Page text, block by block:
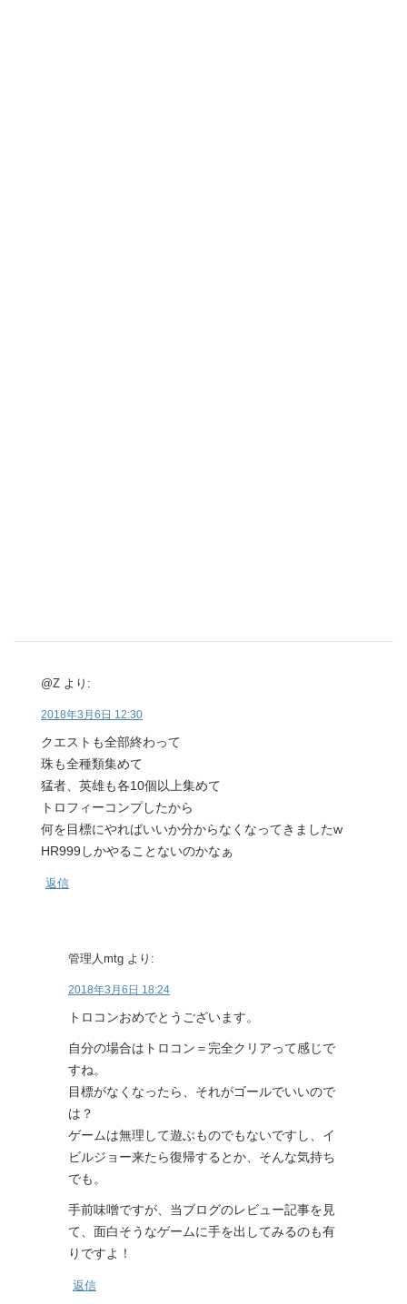
@Z より:
2018年3月6日 12:30
クエストも全部終わって
珠も全種類集めて
猛者、英雄も各10個以上集めて
トロフィーコンプしたから
何を目標にやればいいか分からなくなってきましたw
HR999しかやることないのかなぁ
返信
管理人mtg より:
2018年3月6日 18:24
トロコンおめでとうございます。
自分の場合はトロコン＝完全クリアって感じで
すね。
目標がなくなったら、それがゴールでいいので
は？
ゲームは無理して遊ぶものでもないですし、イ
ビルジョー来たら復帰するとか、そんな気持ち
でも。
手前味噌ですが、当ブログのレビュー記事を見
て、面白そうなゲームに手を出してみるのも有
りですよ！
返信